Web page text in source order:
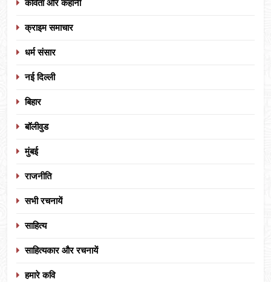
कविता और कहानी
क्राइम समाचार
धर्म संसार
नई दिल्ली
बिहार
बॉलीवुड
मुंबई
राजनीति
सभी रचनायें
साहित्य
साहित्यकार और रचनायें
हमारे कवि